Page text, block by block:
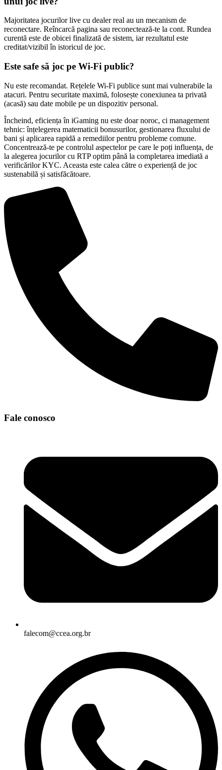
Majoritatea jocurilor live cu dealer real au un mecanism de
reconectare. Reîncarcă pagina sau reconectează-te la cont. Rundea
curentă este de obicei finalizată de sistem, iar rezultatul este
creditat/vizibil în istoricul de joc.
Este safe să joc pe Wi-Fi public?
Nu este recomandat. Rețelele Wi-Fi publice sunt mai vulnerabile la
atacuri. Pentru securitate maximă, folosește conexiunea ta privată
(acasă) sau date mobile pe un dispozitiv personal.
Încheind, eficiența în iGaming nu este doar noroc, ci management
tehnic: înțelegerea matematicii bonusurilor, gestionarea fluxului de
bani și aplicarea rapidă a remediilor pentru probleme comune.
Concentrează-te pe controlul aspectelor pe care le poți influența, de
la alegerea jocurilor cu RTP optim până la completarea imediată a
verificărilor KYC. Aceasta este calea către o experiență de joc
sustenabilă și satisfăcătoare.
Fale conosco
falecom@ccea.org.br